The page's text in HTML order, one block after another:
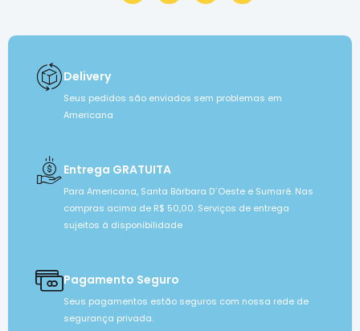
Delivery
Seus pedidos são enviados sem problemas em
Americana
Entrega GRATUITA
Para Americana, Santa Bárbara D´Oeste e Sumaré. Nas
compras acima de R$ 50,00. Serviços de entrega
sujeitos à disponibilidade
Pagamento Seguro
Seus pagamentos estão seguros com nossa rede de
segurança privada.